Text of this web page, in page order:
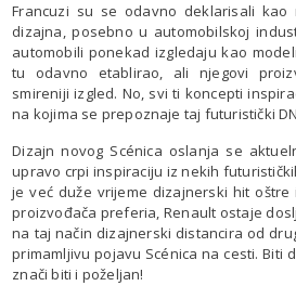
Francuzi su se odavno deklarisali kao
dizajna, posebno u automobilskoj
automobili ponekad izgledaju kao
tu odavno etablirao, ali njegovi
smireniji izgled. No, svi ti koncepti
na kojima se prepoznaje taj futuristički
Dizajn novog Scénica oslanja se
upravo crpi inspiraciju iz nekih
je već duže vrijeme dizajnerski hit
proizvođača preferia, Renault ostaje
na taj način dizajnerski distancira od
primamljivu pojavu Scénica na cesti. Biti
znači biti i poželjan!